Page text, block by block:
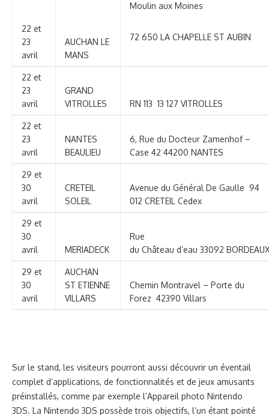
22 et
23
avril
AUCHAN LE
MANS
Moulin aux Moines
72 650 LA CHAPELLE ST AUBIN
22 et
23
avril
GRAND
VITROLLES
RN 113 13 127 VITROLLES
22 et
23
avril
NANTES
BEAULIEU
6, Rue du Docteur Zamenhof –
Case 42 44200 NANTES
29 et
30
avril
CRETEIL
SOLEIL
Avenue du Général De Gaulle 94
012 CRETEIL Cedex
29 et
30
avril
MERIADECK
Rue
du Château d’eau 33092 BORDEAUX
29 et
30
avril
AUCHAN
ST ETIENNE
VILLARS
Chemin Montravel – Porte du
Forez 42390 Villars
Sur le stand, les visiteurs pourront aussi découvrir un éventail
complet d’applications, de fonctionnalités et de jeux amusants
préinstallés, comme par exemple l’Appareil photo Nintendo
3DS. La Nintendo 3DS possède trois objectifs, l’un étant pointé